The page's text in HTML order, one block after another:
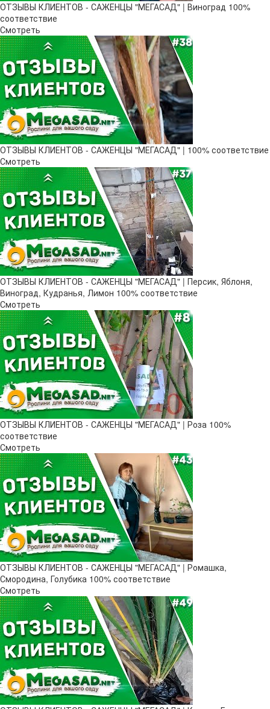
ОТЗЫВЫ КЛИЕНТОВ - САЖЕНЦЫ "МЕГАСАД" | Виноград 100%
соответствие
Смотреть
ОТЗЫВЫ КЛИЕНТОВ - САЖЕНЦЫ "МЕГАСАД" | 100% соответствие
Смотреть
ОТЗЫВЫ КЛИЕНТОВ - САЖЕНЦЫ "МЕГАСАД" | Персик, Яблоня,
Виноград, Кудранья, Лимон 100% соответствие
Смотреть
ОТЗЫВЫ КЛИЕНТОВ - САЖЕНЦЫ "МЕГАСАД" | Роза 100%
соответствие
Смотреть
ОТЗЫВЫ КЛИЕНТОВ - САЖЕНЦЫ "МЕГАСАД" | Ромашка,
Смородина, Голубика 100% соответствие
Смотреть